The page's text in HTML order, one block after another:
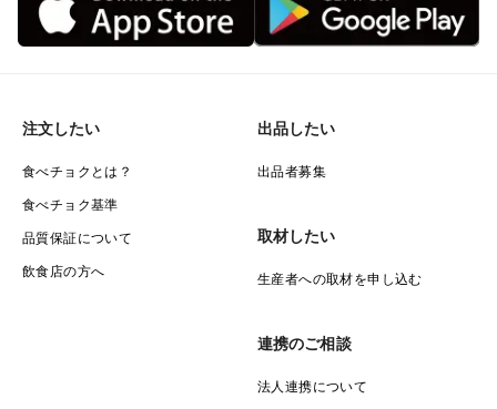
て頂くとお美味しく召し上がれます。（５分以上解凍す
ると黒変する場合があります。）
その際は、必ず加熱調理してお召し上がりください。
注文したい
食べチョクとは？
食べチョク基準
品質保証について
飲食店の方へ
出品したい
出品者募集
取材したい
生産者への取材を申し込む
連携のご相談
法人連携について